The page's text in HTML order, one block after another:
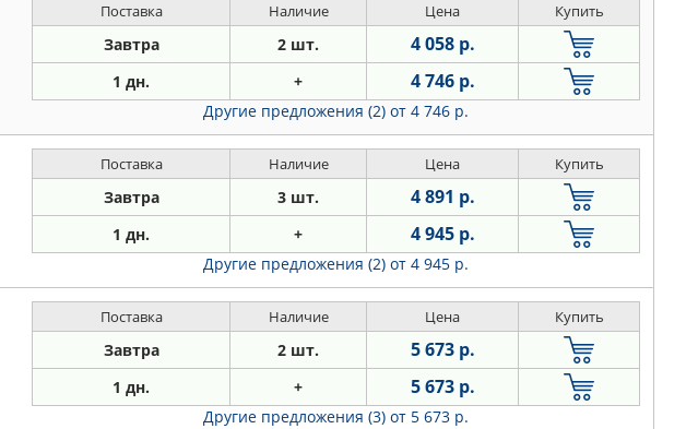
Поставка Наличие Цена Купить
Завтра 2 шт. 4 058 р.
1 дн. + 4 746 р.
Другие предложения (2) от 4 746 р.
Поставка Наличие Цена Купить
Завтра 3 шт. 4 891 р.
1 дн. + 4 945 р.
Другие предложения (2) от 4 945 р.
Поставка Наличие Цена Купить
Завтра 2 шт. 5 673 р.
1 дн. + 5 673 р.
Другие предложения (3) от 5 673 р.